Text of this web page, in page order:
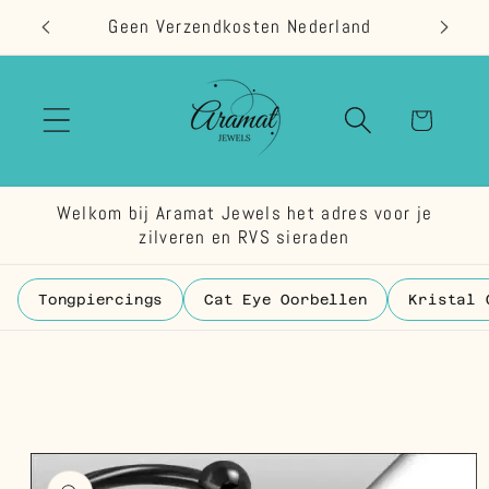
naar de
content
Geen Verzendkosten Nederland
Welkom bij Aramat Jewels het adres voor je
zilveren en RVS sieraden
Tongpiercings Cat Eye Oorbellen Kristal
direct naar